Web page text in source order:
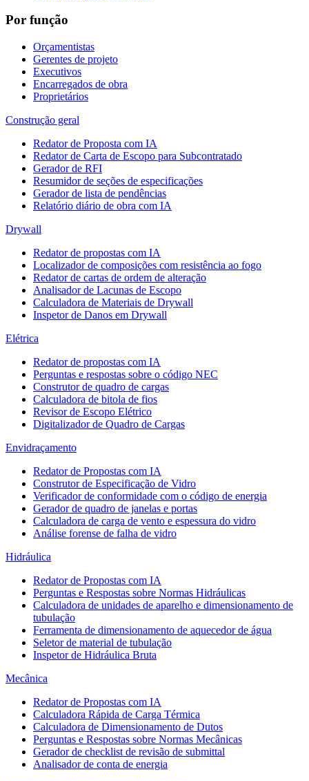
Por função
Orçamentistas
Gerentes de projeto
Executivos
Encarregados de obra
Proprietários
Construção geral
Redator de Proposta com IA
Redator de Carta de Escopo para Subcontratado
Gerador de RFI
Resumidor de seções de especificações
Gerador de lista de pendências
Relatório diário de obra com IA
Drywall
Redator de propostas com IA
Localizador de composições com resistência ao fogo
Redator de cartas de ordem de alteração
Analisador de Lacunas de Escopo
Calculadora de Materiais de Drywall
Inspetor de Danos em Drywall
Elétrica
Redator de propostas com IA
Perguntas e respostas sobre o código NEC
Construtor de quadro de cargas
Calculadora de bitola de fios
Revisor de Escopo Elétrico
Digitalizador de Quadro de Cargas
Envidraçamento
Redator de Propostas com IA
Construtor de Especificação de Vidro
Verificador de conformidade com o código de energia
Gerador de quadro de janelas e portas
Calculadora de carga de vento e espessura do vidro
Análise forense de falha de vidro
Hidráulica
Redator de Propostas com IA
Perguntas e Respostas sobre Normas Hidráulicas
Calculadora de unidades de aparelho e dimensionamento de
tubulação
Ferramenta de dimensionamento de aquecedor de água
Seletor de material de tubulação
Inspetor de Hidráulica Bruta
Mecânica
Redator de Propostas com IA
Calculadora Rápida de Carga Térmica
Calculadora de Dimensionamento de Dutos
Perguntas e Respostas sobre Normas Mecânicas
Gerador de checklist de revisão de submittal
Analisador de conta de energia